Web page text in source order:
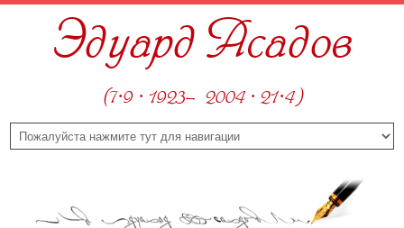
Эдуард Асадов
(7·9 · 1923—2004 · 21·4)